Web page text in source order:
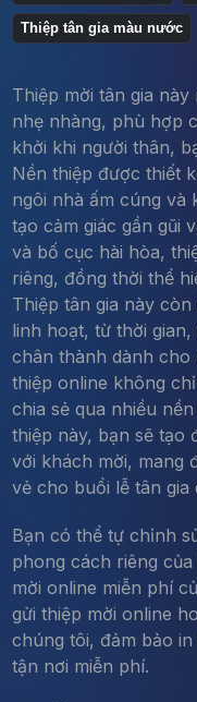
Thiệp tân gia màu nước
Thiệp mời tân gia
nhẹ nhàng, phù hợp
khởi khi người thân,
Nền thiệp được thiết
ngôi nhà ấm cúng và
tạo cảm giác gần gũi
và bố cục hài hòa,
riêng, đồng thời thể
Thiệp tân gia này
linh hoạt, từ thời
chân thành dành cho
thiệp online không
chia sẻ qua nhiều
thiệp này, bạn sẽ tạo
với khách mời, mang
vẻ cho buổi lễ tân gia
Bạn có thể tự chỉnh
phong cách riêng
mời online miễn phí
gửi thiệp mời online
chúng tôi, đảm bảo
tận nơi miễn phí.